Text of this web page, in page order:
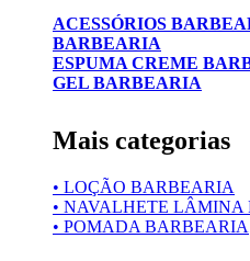
ACESSÓRIOS
BARBEARIA
ESPUMA CREME
GEL BARBEARIA
Mais categorias
• LOÇÃO BARBEARIA
• NAVALHETE LÂMINA
• POMADA BARBEARIA